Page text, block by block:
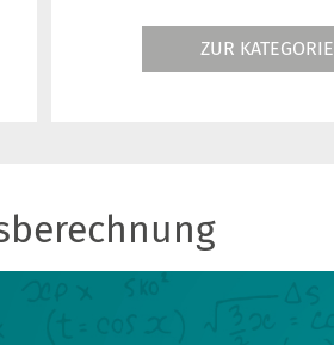
ZUR KATEGORIE